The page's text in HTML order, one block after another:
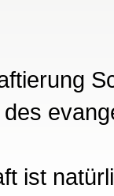
ist